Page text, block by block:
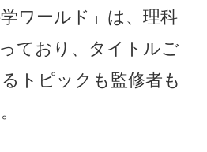
ワールド」は、理科
ており、タイトルご
トピックも監修者も